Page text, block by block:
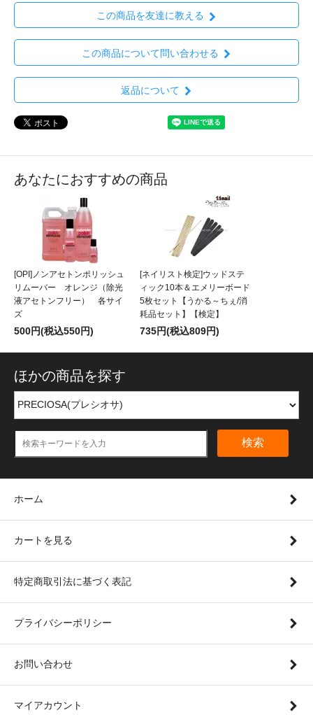
この商品を友達に教える
この商品について問い合わせる
返品について
あなたにおすすめの商品
[OPI]ノンアセトンポリッシュ
リムーバー オレンジ（除光
液アセトンフリー） 各サイ
ズ
500円(税込550円)
[ネイリスト検定]ウッドステ
ィック10本＆エメリーボード
5枚セット【うかる～ちぇ/消
耗品セット】【検定】
735円(税込809円)
ほかの商品を探す
検索
ホーム
カートを見る
特定商取引法に基づく表記
プライバシーポリシー
お問い合わせ
マイアカウント